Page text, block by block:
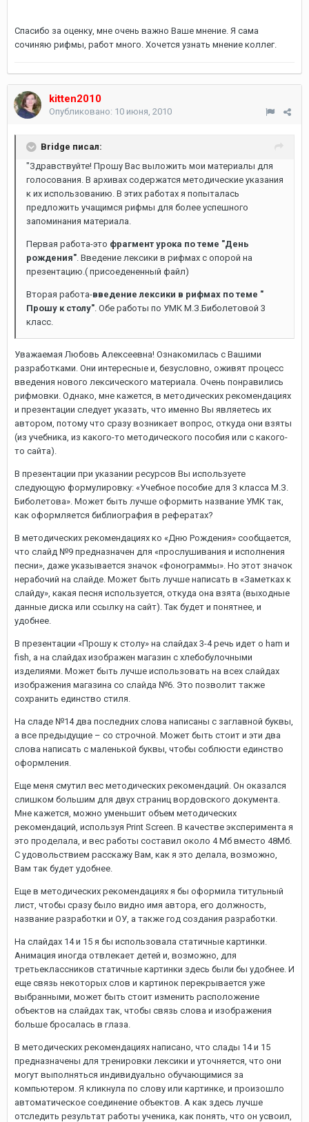
Спасибо за оценку, мне очень важно Ваше мнение. Я сама
сочиняю рифмы, работ много. Хочется узнать мнение коллег.
kitten2010
Опубликовано: 10 июня, 2010
Bridge писал:
"Здравствуйте! Прошу Вас выложить мои материалы для
голосования. В архивах содержатся методические указания
к их использованию. В этих работах я попыталась
предложить учащимся рифмы для более успешного
запоминания материала.
Первая работа-это фрагмент урока по теме "День
рождения". Введение лексики в рифмах с опорой на
презентацию.( присоедененный файл)
Вторая работа-введение лексики в рифмах по теме "
Прошу к столу". Обе работы по УМК М.З.Биболетовой 3
класс.
Уважаемая Любовь Алексеевна! Ознакомилась с Вашими
разработками. Они интересные и, безусловно, оживят процесс
введения нового лексического материала. Очень понравились
рифмовки. Однако, мне кажется, в методических рекомендациях
и презентации следует указать, что именно Вы являетесь их
автором, потому что сразу возникает вопрос, откуда они взяты
(из учебника, из какого-то методического пособия или с какого-
то сайта).
В презентации при указании ресурсов Вы используете
следующую формулировку: «Учебное пособие для 3 класса М.З.
Биболетова». Может быть лучше оформить название УМК так,
как оформляется библиография в рефератах?
В методических рекомендациях ко «Дню Рождения» сообщается,
что слайд №9 предназначен для «прослушивания и исполнения
песни», даже указывается значок «фонограммы». Но этот значок
нерабочий на слайде. Может быть лучше написать в «Заметках к
слайду», какая песня используется, откуда она взята (выходные
данные диска или ссылку на сайт). Так будет и понятнее, и
удобнее.
В презентации «Прошу к столу» на слайдах 3-4 речь идет о ham и
fish, а на слайдах изображен магазин с хлебобулочными
изделиями. Может быть лучше использовать на всех слайдах
изображения магазина со слайда №6. Это позволит также
сохранить единство стиля.
На сладе №14 два последних слова написаны с заглавной буквы,
а все предыдущие – со строчной. Может быть стоит и эти два
слова написать с маленькой буквы, чтобы соблюсти единство
оформления.
Еще меня смутил вес методических рекомендаций. Он оказался
слишком большим для двух страниц вордовского документа.
Мне кажется, можно уменьшит объем методических
рекомендаций, используя Print Screen. В качестве эксперимента я
это проделала, и вес работы составил около 4 Мб вместо 48Мб.
С удовольствием расскажу Вам, как я это делала, возможно,
Вам так будет удобнее.
Еще в методических рекомендациях я бы оформила титульный
лист, чтобы сразу было видно имя автора, его должность,
название разработки и ОУ, а также год создания разработки.
На слайдах 14 и 15 я бы использовала статичные картинки.
Анимация иногда отвлекает детей и, возможно, для
третьеклассников статичные картинки здесь были бы удобнее. И
еще связь некоторых слов и картинок перекрывается уже
выбранными, может быть стоит изменить расположение
объектов на слайдах так, чтобы связь слова и изображения
больше бросалась в глаза.
В методических рекомендациях написано, что слады 14 и 15
предназначены для тренировки лексики и уточняется, что они
могут выполняться индивидуально обучающимися за
компьютером. Я кликнула по слову или картинке, и произошло
автоматическое соединение объектов. А как здесь лучше
отследить результат работы ученика, как понять, что он усвоил,